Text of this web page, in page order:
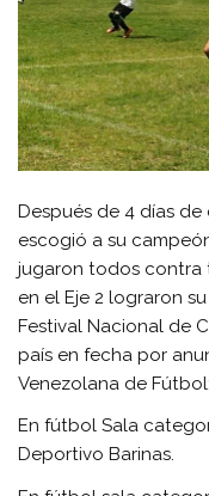
Después de 4 días
escogió a su
jugaron todos contra
en el Eje 2 lograron
Festival Nacional de
país en fecha por
Venezolana de Fútbol:
En fútbol Sala
Deportivo Barinas.